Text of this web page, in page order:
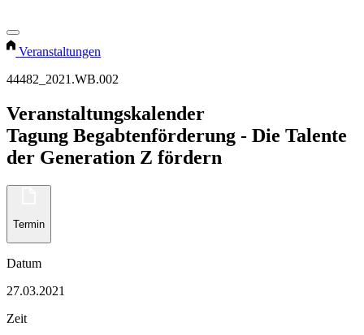
Veranstaltungen
44482_2021.WB.002
Veranstaltungskalender
Tagung Begabtenförderung - Die Talente
der Generation Z fördern
Termin
Datum
27.03.2021
Zeit